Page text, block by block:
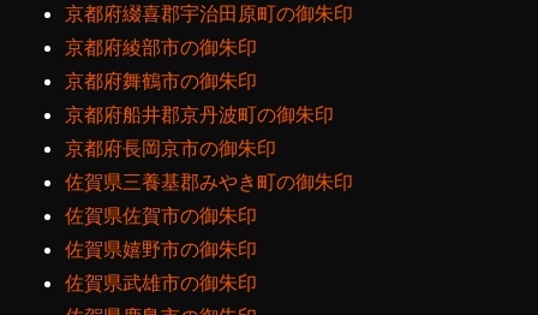
京都府綴喜郡宇治田原町の御朱印
京都府綾部市の御朱印
京都府舞鶴市の御朱印
京都府船井郡京丹波町の御朱印
京都府長岡京市の御朱印
佐賀県三養基郡みやき町の御朱印
佐賀県佐賀市の御朱印
佐賀県嬉野市の御朱印
佐賀県武雄市の御朱印